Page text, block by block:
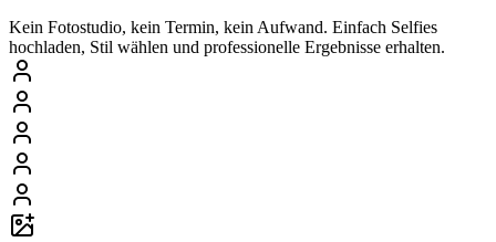
Kein Fotostudio, kein Termin, kein Aufwand. Einfach Selfies
hochladen, Stil wählen und professionelle Ergebnisse erhalten.